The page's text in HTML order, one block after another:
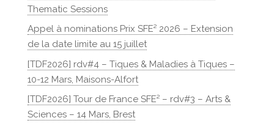
Thematic Sessions
Appel à nominations Prix SFE² 2026 – Extension
de la date limite au 15 juillet
[TDF2026] rdv#4 – Tiques & Maladies à Tiques –
10-12 Mars, Maisons-Alfort
[TDF2026] Tour de France SFE² – rdv#3 – Arts &
Sciences – 14 Mars, Brest